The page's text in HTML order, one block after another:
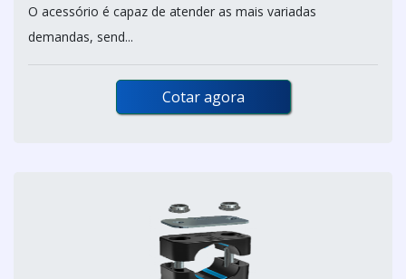
O acessório é capaz de atender as mais variadas
demandas, send...
Cotar agora